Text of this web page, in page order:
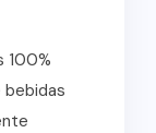
100%